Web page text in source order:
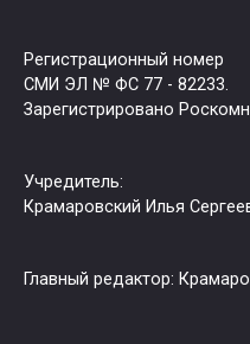
Регистрационный номер
СМИ ЭЛ № ФС 77 - 82233.
Зарегистрировано
Учредитель:
Крамаровский Илья
Главный редактор: